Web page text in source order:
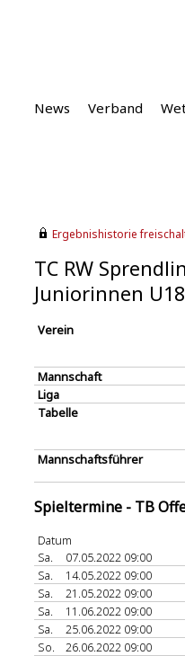
News Verband
Ergebnishistorie
TC RW
Juniorinnen
Verein
Mannschaft
Liga
Tabelle
Mannschaftsführer
Spieltermine - TB
Datum
Sa.
07.05.2022 09:00
Sa.
14.05.2022 09:00
Sa.
21.05.2022 09:00
Sa.
11.06.2022 09:00
Sa.
25.06.2022 09:00
So.
26.06.2022 09:00